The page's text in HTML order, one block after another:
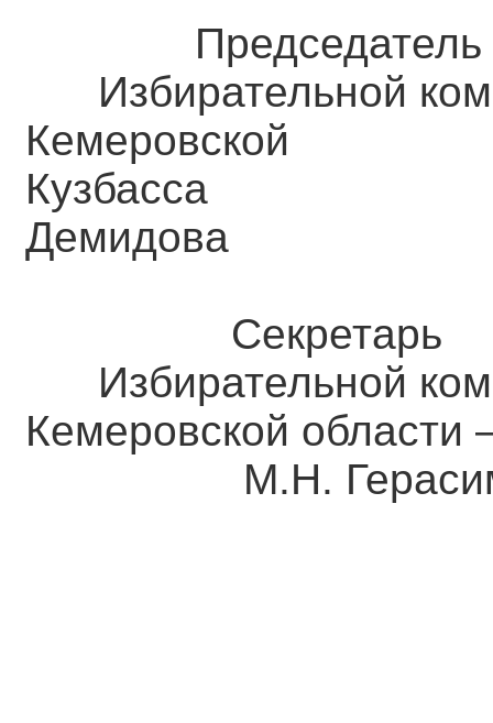
Председатель
Избирательной
Демидова
Секретарь
Избирательной
Кемеровской
М.Н.